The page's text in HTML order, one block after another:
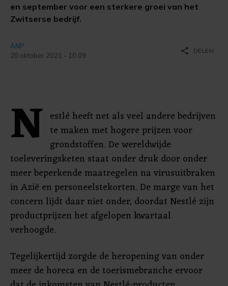
en september voor een sterkere groei van het
Zwitserse bedrijf.
ANP
20 oktober 2021 - 10:09
share DELEN
N estlé heeft net als veel andere bedrijven
te maken met hogere prijzen voor
grondstoffen. De wereldwijde
toeleveringsketen staat onder druk door onder
meer beperkende maatregelen na virusuitbraken
in Azië en personeelstekorten. De marge van het
concern lijdt daar niet onder, doordat Nestlé zijn
productprijzen het afgelopen kwartaal
verhoogde.
Tegelijkertijd zorgde de heropening van onder
meer de horeca en de toerismebranche ervoor